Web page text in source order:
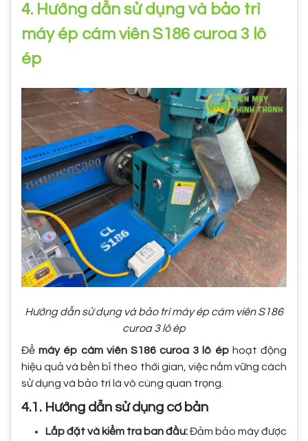
4. Hướng dẫn sử dụng và bảo trì
máy ép cám viên S186 curoa 3 lô
ép
Hướng dẫn sử dụng và bảo trì máy ép cám viên S186
curoa 3 lô ép
Đểmáy ép cám viên S186 curoa 3 lô éphoạt động
hiệu quả và bền bỉ theo thời gian, việc nắm vững cách
sử dụng và bảo trì là vô cùng quan trọng.
4.1. Hướng dẫn sử dụng cơ bản
Lắp đặt và kiểm tra ban đầu:Đảm bảo máy được